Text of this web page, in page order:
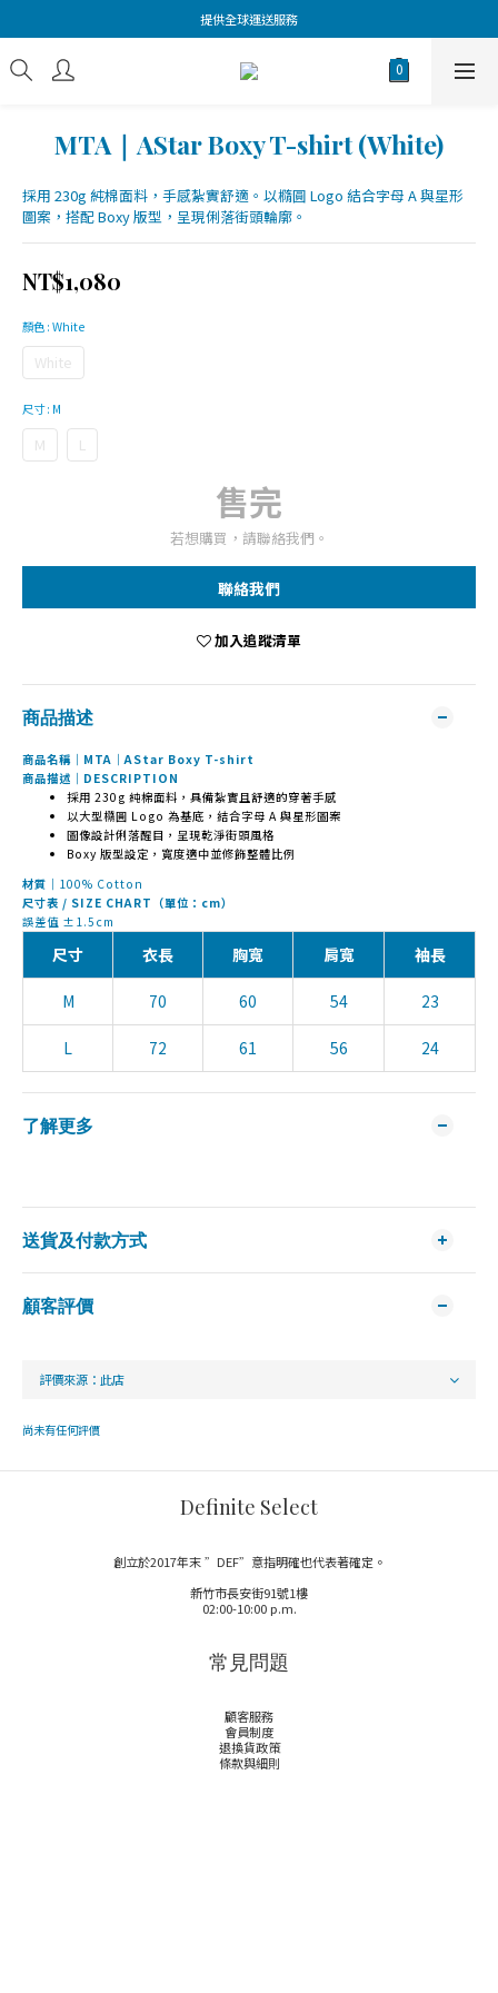
提供全球運送服務
MTA｜AStar Boxy T-shirt (White)
採用 230g 純棉面料，手感紮實舒適。以橢圓 Logo 結合字母 A 與星形
圖案，搭配 Boxy 版型，呈現俐落街頭輪廓。
NT$1,080
顏色 : White
White
尺寸: M
M L
售完
若想購買，請聯絡我們。
聯絡我們
加入追蹤清單
商品描述
商品名稱｜MTA｜AStar Boxy T-shirt
商品描述｜DESCRIPTION
採用 230g 純棉面料，具備紮實且舒適的穿著手感
以大型橢圓 Logo 為基底，結合字母 A 與星形圖案
圖像設計俐落醒目，呈現乾淨街頭風格
Boxy 版型設定，寬度適中並修飾整體比例
材質｜ 100% Cotton
尺寸表 / SIZE CHART（單位：cm）
誤差值 ±1.5cm
尺寸 衣長 胸寬 肩寬 袖長
M 70 60 54 23
L 72 61 56 24
了解更多
送貨及付款方式
顧客評價
尚未有任何評價
Definite Select
創立於2017年末 ”DEF”意指明確也代表著確定。
新竹市長安街91號1樓
02:00-10:00 p.m.
常見問題
顧客服務
會員制度
退換貨政策
條款與細則